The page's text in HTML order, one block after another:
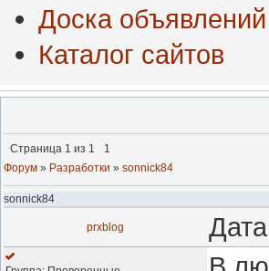
Доска объявлений
Каталог сайтов
Страница 1 из 1
1
Форум » Разработки » sonnick84
sonnick84
prxblog